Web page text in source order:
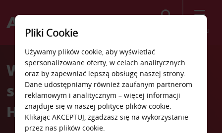
Menu
Welcome
AvisWypożyczalnia
samochodów Helsinki
Herttoniemi
Pliki Cookie
Używamy plików cookie, aby wyświetlać
spersonalizowane oferty, w celach analitycznych
oraz by zapewniać lepszą obsługę naszej strony.
Dane udostępniamy również zaufanym partnerom
reklamowym i analitycznym – więcej informacji
znajduje się w naszej polityce plików cookie.
Klikając AKCEPTUJ, zgadzasz się na wykorzystanie
przez nas plików cookie.